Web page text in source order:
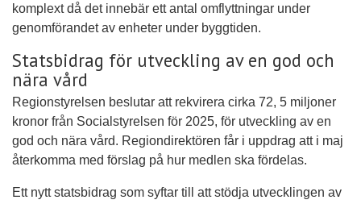
komplext då det innebär ett antal omflyttningar under
genomförandet av enheter under byggtiden.
Statsbidrag för utveckling av en god och
nära vård
Regionstyrelsen beslutar att rekvirera cirka 72, 5 miljoner
kronor från Socialstyrelsen för 2025, för utveckling av en
god och nära vård. Regiondirektören får i uppdrag att i maj
återkomma med förslag på hur medlen ska fördelas.
Ett nytt statsbidrag som syftar till att stödja utvecklingen av